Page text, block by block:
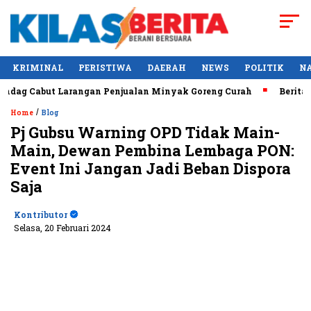
KRIMINAL PERISTIWA DAERAH NEWS POLITIK
Larangan Penjualan Minyak Goreng Curah Berita
Home / Blog
Pj Gubsu Warning OPD Tidak Main-
Main, Dewan Pembina Lembaga PON:
Event Ini Jangan Jadi Beban Dispora
Saja
Kontributor
Selasa, 20 Februari 2024